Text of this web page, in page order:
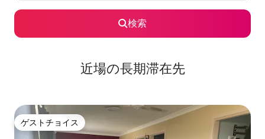
検索
近場の長期滞在先
ゲストチョイス
ゲストチョイス